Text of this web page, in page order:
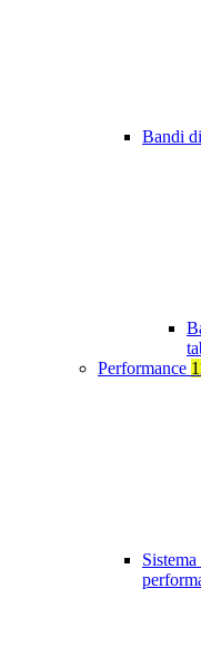
Bandi
Performance